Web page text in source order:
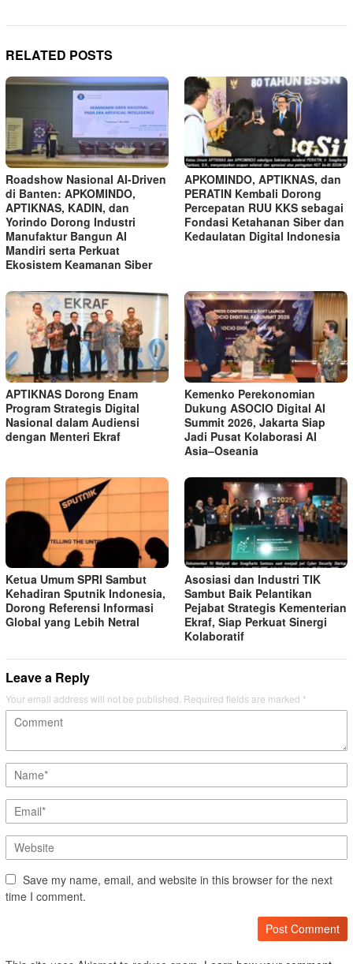
RELATED POSTS
Roadshow Nasional AI-Driven
di Banten: APKOMINDO,
APTIKNAS, KADIN, dan
Yorindo Dorong Industri
Manufaktur Bangun AI
Mandiri serta Perkuat
Ekosistem Keamanan Siber
APKOMINDO, APTIKNAS, dan
PERATIN Kembali Dorong
Percepatan RUU KKS sebagai
Fondasi Ketahanan Siber dan
Kedaulatan Digital Indonesia
APTIKNAS Dorong Enam
Program Strategis Digital
Nasional dalam Audiensi
dengan Menteri Ekraf
Kemenko Perekonomian
Dukung ASOCIO Digital AI
Summit 2026, Jakarta Siap
Jadi Pusat Kolaborasi AI
Asia–Oseania
Ketua Umum SPRI Sambut
Kehadiran Sputnik Indonesia,
Dorong Referensi Informasi
Global yang Lebih Netral
Asosiasi dan Industri TIK
Sambut Baik Pelantikan
Pejabat Strategis Kementerian
Ekraf, Siap Perkuat Sinergi
Kolaboratif
Leave a Reply
Your email address will not be published. Required fields are marked *
Save my name, email, and website in this browser for the next
time I comment.